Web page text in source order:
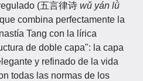
(五言律诗 wǔ yán lǜ
combina perfectamente la
Tang con la lírica
de doble capa": la capa
y refinado de la vida
todas las normas de los